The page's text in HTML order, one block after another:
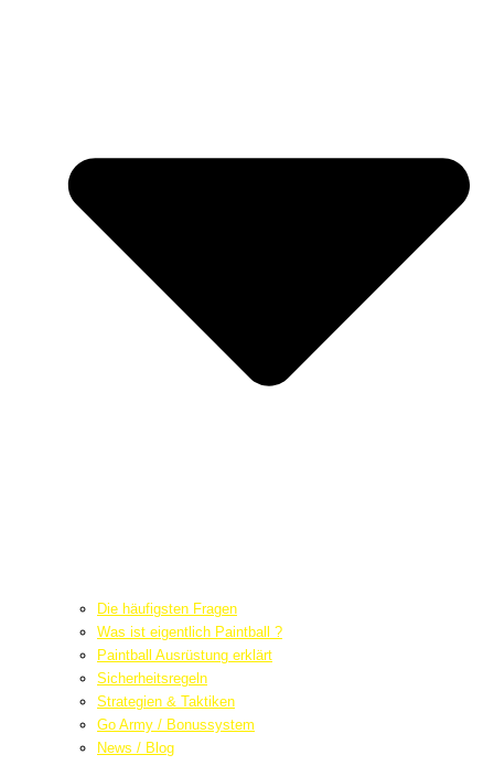
Die häufigsten Fragen
Was ist eigentlich Paintball ?
Paintball Ausrüstung erklärt
Sicherheitsregeln
Strategien & Taktiken
Go Army / Bonussystem
News / Blog